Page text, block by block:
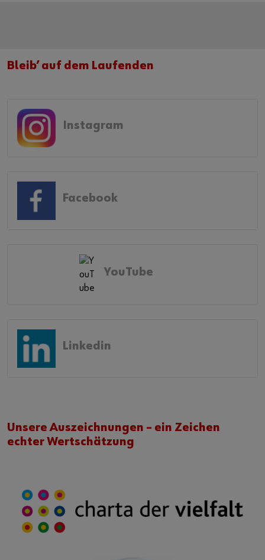
Bleib’ auf dem Laufenden
Instagram
Facebook
YouTube
Linkedin
Unsere Auszeichnungen – ein Zeichen
echter Wertschätzung